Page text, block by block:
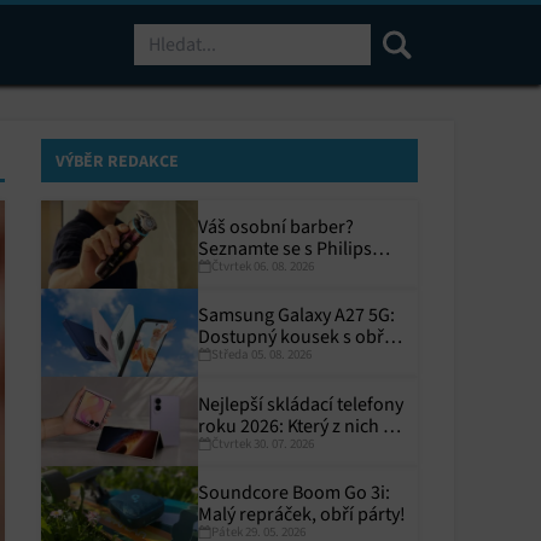
VÝBĚR REDAKCE
Váš osobní barber?
Seznamte se s Philips
i9000 Prestige Ultra
Čtvrtek 06. 08. 2026
Samsung Galaxy A27 5G:
Dostupný kousek s obřím
displejem
Středa 05. 08. 2026
Nejlepší skládací telefony
roku 2026: Který z nich si
zaslouží místo ve vaší
Čtvrtek 30. 07. 2026
Soundcore Boom Go 3i:
Malý repráček, obří párty!
Pátek 29. 05. 2026